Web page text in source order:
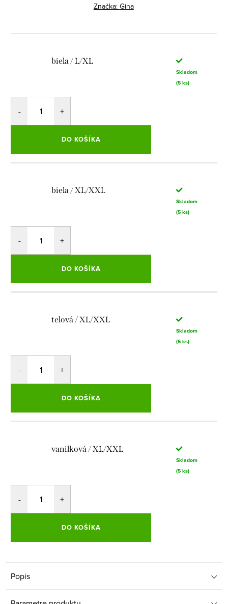
Značka: Gina
biela / L/XL
Skladom
(5 ks)
DO KOŠÍKA
biela / XL/XXL
Skladom
(5 ks)
DO KOŠÍKA
telová / XL/XXL
Skladom
(5 ks)
DO KOŠÍKA
vanilková / XL/XXL
Skladom
(5 ks)
DO KOŠÍKA
Popis